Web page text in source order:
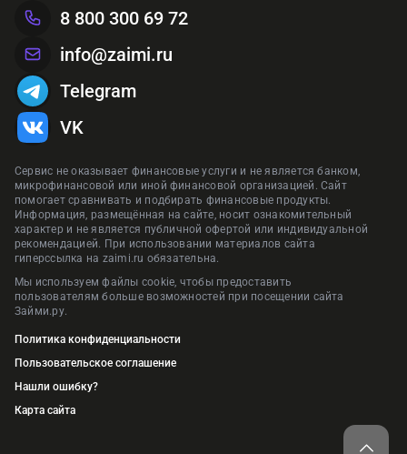
Сервис не оказывает финансовые услуги и не является банком,
микрофинансовой или иной финансовой организацией. Сайт
помогает сравнивать и подбирать финансовые продукты.
Информация, размещённая на сайте, носит ознакомительный
характер и не является публичной офертой или индивидуальной
рекомендацией. При использовании материалов сайта
гиперссылка на zaimi.ru обязательна.
Мы используем файлы cookie, чтобы предоставить
пользователям больше возможностей при посещении сайта
Займи.ру.
Политика конфиденциальности
Пользовательское соглашение
Нашли ошибку?
Карта сайта
8 800 300 69 72
info@zaimi.ru
Telegram
VK